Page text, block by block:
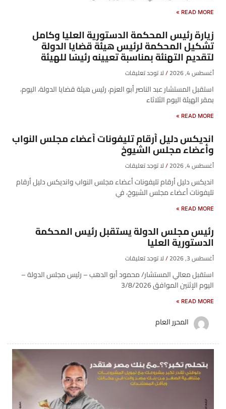
READ MORE »
زيارة رئيس المحكمة الدستورية العليا وكامل
تشكيل المحكمة لرئيس هيئة قضايا الدولة
لتقديم التهنئة بمناسبة تعيينه رئيسًا للهيئة
أغسطس 4, 2026 لا توجد تعليقات
​استقبل المستشار عبد الناصر أبو العزم، رئيس هيئة قضايا الدولة، اليوم،
بمقر الهيئة اليوم الثلاثاء
READ MORE »
انديكس دليل أرقام تليفونات أعضاء مجلس النواب
وأعضاء مجلس الشيوخ
أغسطس 4, 2026 لا توجد تعليقات
انديكس دليل أرقام تليفونات أعضاء مجلس النواب وانديكس دليل أرقام
تليفونات أعضاء مجلس الشيوخ، في
READ MORE »
رئيس مجلس الدولة يستقبل رئيس المحكمة
الدستورية العليا
أغسطس 3, 2026 لا توجد تعليقات
استقبل معالي المستشار/ محمود أبو الدهب – رئيس مجلس الدولة –
اليوم الإثنين الموافق 3/8/2026
READ MORE »
المحرر العام